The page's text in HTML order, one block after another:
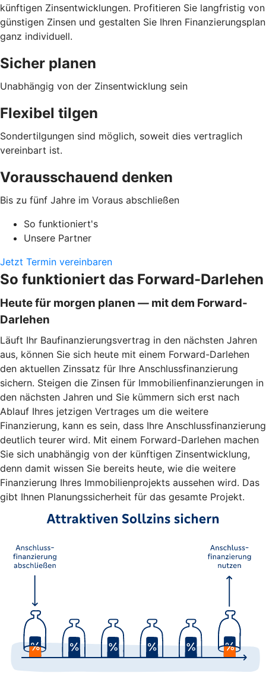
künftigen Zinsentwicklungen. Profitieren Sie langfristig von
günstigen Zinsen und gestalten Sie Ihren Finanzierungsplan
ganz individuell.
Sicher planen
Unabhängig von der Zinsentwicklung sein
Flexibel tilgen
Sondertilgungen sind möglich, soweit dies vertraglich
vereinbart ist.
Vorausschauend denken
Bis zu fünf Jahre im Voraus abschließen
So funktioniert's
Unsere Partner
Jetzt Termin vereinbaren
So funktioniert das Forward-Darlehen
Heute für morgen planen — mit dem Forward-
Darlehen
Läuft Ihr Baufinanzierungsvertrag in den nächsten Jahren
aus, können Sie sich heute mit einem Forward-Darlehen
den aktuellen Zinssatz für Ihre Anschlussfinanzierung
sichern. Steigen die Zinsen für Immobilienfinanzierungen in
den nächsten Jahren und Sie kümmern sich erst nach
Ablauf Ihres jetzigen Vertrages um die weitere
Finanzierung, kann es sein, dass Ihre Anschlussfinanzierung
deutlich teurer wird. Mit einem Forward-Darlehen machen
Sie sich unabhängig von der künftigen Zinsentwicklung,
denn damit wissen Sie bereits heute, wie die weitere
Finanzierung Ihres Immobilienprojekts aussehen wird. Das
gibt Ihnen Planungssicherheit für das gesamte Projekt.